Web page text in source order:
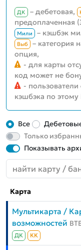
ДК – дебетовая,
предоплаченная
Мили – кэшбэк
Выб – категория
опция,
- для карты
код может не
-
кэшбэка по этому
Все
Только
Показывать
Карта
Мультикарта /
возможностей
ДК КК